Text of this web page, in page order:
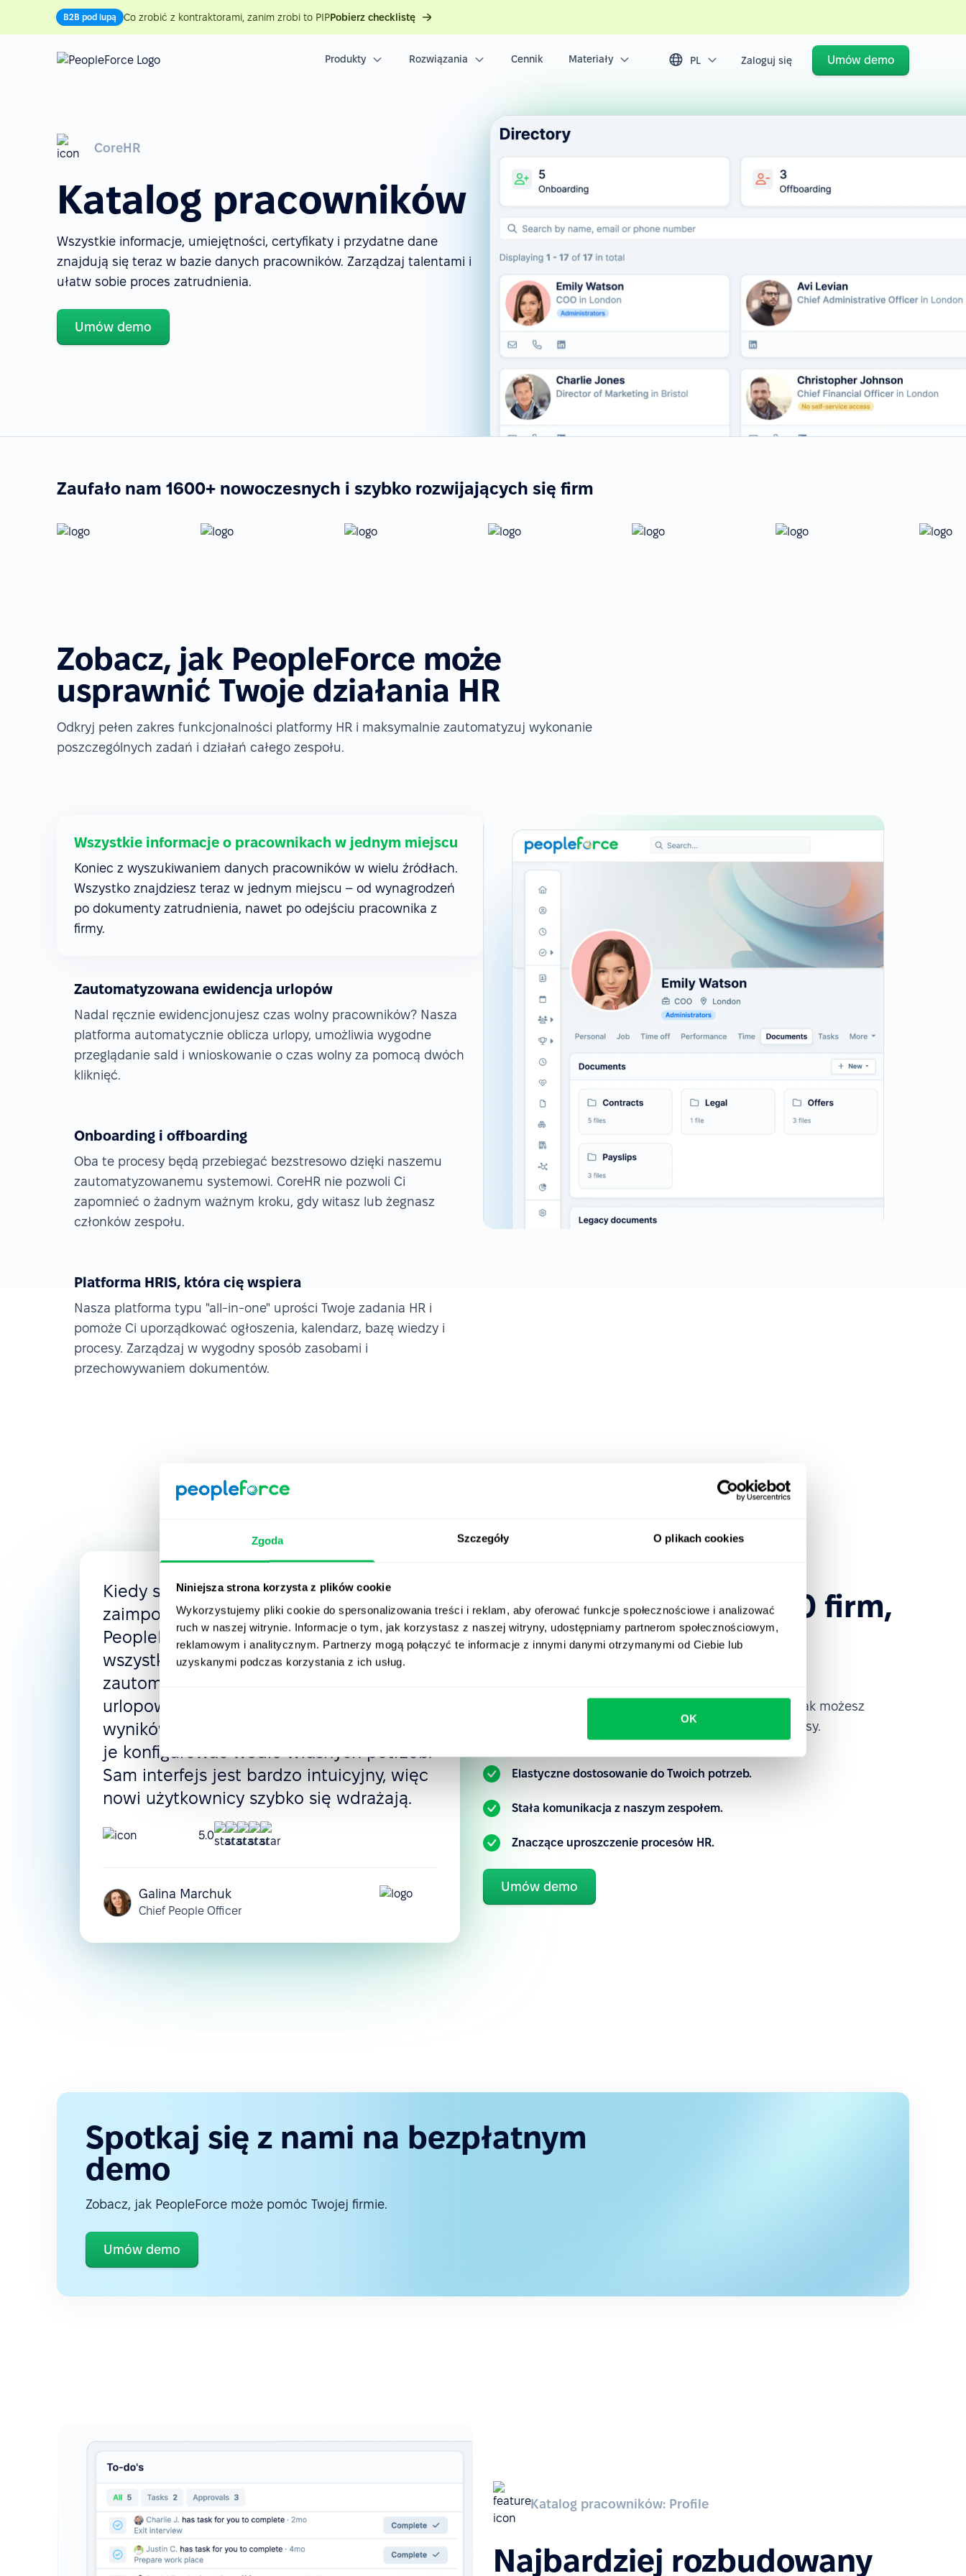
Zgoda Szczegóły O plikach cookies
Niniejsza strona korzysta z plików cookie
Wykorzystujemy pliki cookie do spersonalizowania treści i reklam, aby oferować funkcje społecznościowe i analizować
ruch w naszej witrynie. Informacje o tym, jak korzystasz z naszej witryny, udostępniamy partnerom społecznościowym,
reklamowym i analitycznym. Partnerzy mogą połączyć te informacje z innymi danymi otrzymanymi od Ciebie lub
uzyskanymi podczas korzystania z ich usług.
OK
B2B pod lupą Co zrobić z kontraktorami, zanim zrobi to PIPPobierz checklistę
Produkty Rozwiązania Cennik Materiały PL Zaloguj się Umów demo
CoreHR
Katalog pracowników
Wszystkie informacje, umiejętności, certyfikaty i przydatne dane
znajdują się teraz w bazie danych pracowników. Zarządzaj talentami i
ułatw sobie proces zatrudnienia.
Umów demo
Zaufało nam 1600+ nowoczesnych i szybko rozwijających się firm
Zobacz, jak PeopleForce może
usprawnić Twoje działania HR
Odkryj pełen zakres funkcjonalności platformy HR i maksymalnie zautomatyzuj wykonanie
poszczególnych zadań i działań całego zespołu.
Wszystkie informacje o pracownikach w jednym miejscu
Koniec z wyszukiwaniem danych pracowników w wielu źródłach.
Wszystko znajdziesz teraz w jednym miejscu – od wynagrodzeń
po dokumenty zatrudnienia, nawet po odejściu pracownika z
firmy.
Zautomatyzowana ewidencja urlopów
Nadal ręcznie ewidencjonujesz czas wolny pracowników? Nasza
platforma automatycznie oblicza urlopy, umożliwia wygodne
przeglądanie sald i wnioskowanie o czas wolny za pomocą dwóch
kliknięć.
Onboarding i offboarding
Oba te procesy będą przebiegać bezstresowo dzięki naszemu
zautomatyzowanemu systemowi. CoreHR nie pozwoli Ci
zapomnieć o żadnym ważnym kroku, gdy witasz lub żegnasz
członków zespołu.
Platforma HRIS, która cię wspiera
Nasza platforma typu "all-in-one" uprości Twoje zadania HR i
pomoże Ci uporządkować ogłoszenia, kalendarz, bazę wiedzy i
procesy. Zarządzaj w wygodny sposób zasobami i
przechowywaniem dokumentów.
Kiedy szukałam systemu HRM,
zaimponowała mi elastyczność
PeopleForce. W tym rozwiązaniu jest
wszystko: uprawnienia dostępu,
zautomatyzowane workflows, polityki
urlopowe, proces rekrutacji, oceny
wyników i nie tylko, a na dodatek można
je konfigurować wedle własnych potrzeb.
Sam interfejs jest bardzo intuicyjny, więc
nowi użytkownicy szybko się wdrażają.
5.0
Galina Marchuk
Chief People Officer
Dołącz do ponad 1600 firm,
które już zaufały
Poznaj naszą platformę HR od środka i przekonaj się, jak możesz
usprawnić automatyzację oraz spersonalizować procesy.
Elastyczne dostosowanie do Twoich potrzeb.
Stała komunikacja z naszym zespołem.
Znaczące uproszczenie procesów HR.
Umów demo
Spotkaj się z nami na bezpłatnym
demo
Zobacz, jak PeopleForce może pomóc Twojej firmie.
Umów demo
Katalog pracowników: Profile
Najbardziej rozbudowany